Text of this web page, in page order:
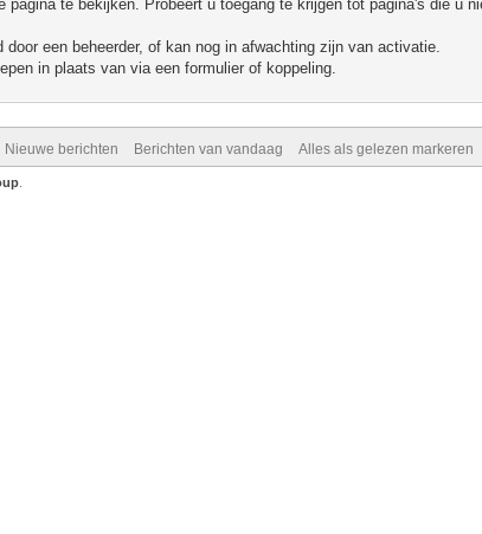
pagina te bekijken. Probeert u toegang te krijgen tot pagina's die u
een beheerder, of kan nog in afwachting zijn van activatie.
in plaats van via een formulier of koppeling.
Nieuwe berichten Berichten van vandaag Alles als gelezen markeren
.